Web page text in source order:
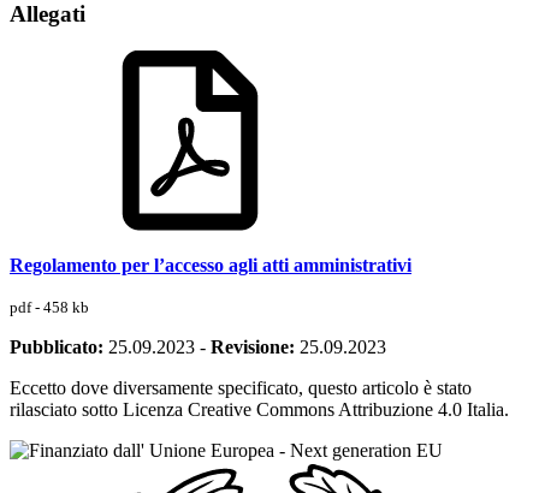
Allegati
Regolamento per l’accesso agli atti amministrativi
pdf - 458 kb
Pubblicato: 25.09.2023 - Revisione: 25.09.2023
Eccetto dove diversamente specificato, questo articolo è stato
rilasciato sotto Licenza Creative Commons Attribuzione 4.0 Italia.